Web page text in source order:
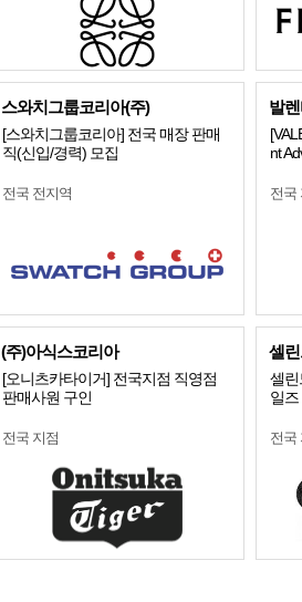
스와치그룹코리아(주)
[스와치그룹코리아] 전국 매장 판매
직(신입/경력) 모집
전국 전지역
발
nt
전국
(주)아식스코리아
[오니츠카타이거] 전국지점 직영점
판매사원 구인
전국 지점
셀
셀린
일즈
전국